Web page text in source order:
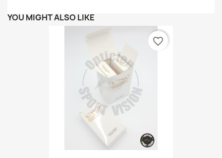
YOU MIGHT ALSO LIKE
favorite_border